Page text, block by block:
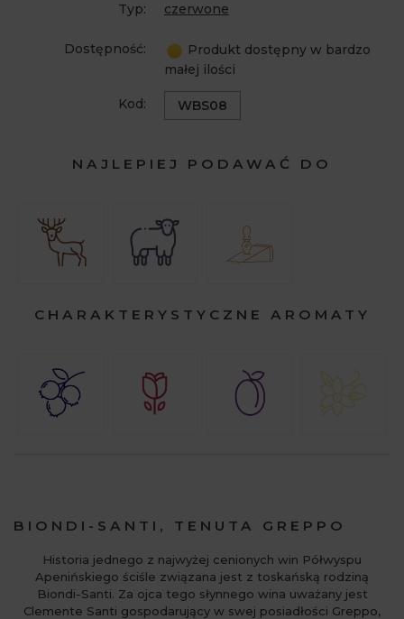
Typ:
czerwone
Dostępność:
Produkt dostępny w bardzo
małej ilości
Kod: WBS08
NAJLEPIEJ PODAWAĆ DO
CHARAKTERYSTYCZNE AROMATY
BIONDI-SANTI, TENUTA GREPPO
Historia jednego z najwyżej cenionych win Półwyspu
Apenińskiego ściśle związana jest z toskańską rodziną
Biondi-Santi. Za ojca tego słynnego wina uważany jest
Clemente Santi gospodarujący w swej posiadłości Greppo,